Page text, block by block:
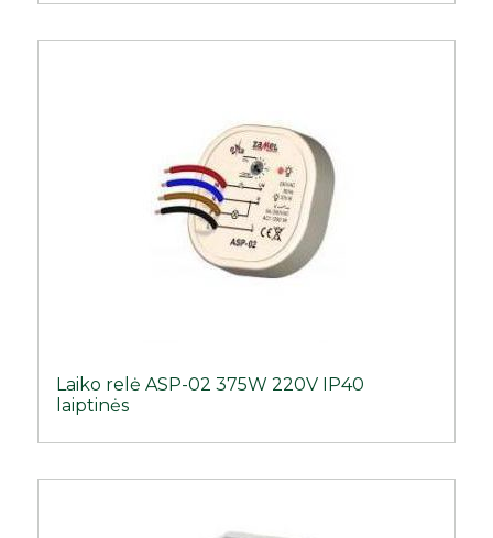
Laiko relė ASP-02 375W 220V IP40
laiptinės